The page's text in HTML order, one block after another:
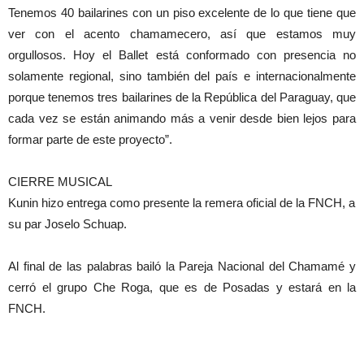
Tenemos 40 bailarines con un piso excelente de lo que tiene que
ver con el acento chamamecero, así que estamos muy
orgullosos. Hoy el Ballet está conformado con presencia no
solamente regional, sino también del país e internacionalmente
porque tenemos tres bailarines de la República del Paraguay, que
cada vez se están animando más a venir desde bien lejos para
formar parte de este proyecto”.
CIERRE MUSICAL
Kunin hizo entrega como presente la remera oficial de la FNCH, a
su par Joselo Schuap.
Al final de las palabras bailó la Pareja Nacional del Chamamé y
cerró el grupo Che Roga, que es de Posadas y estará en la
FNCH.